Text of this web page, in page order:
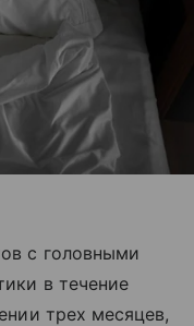
с головными
в течение
трех месяцев,